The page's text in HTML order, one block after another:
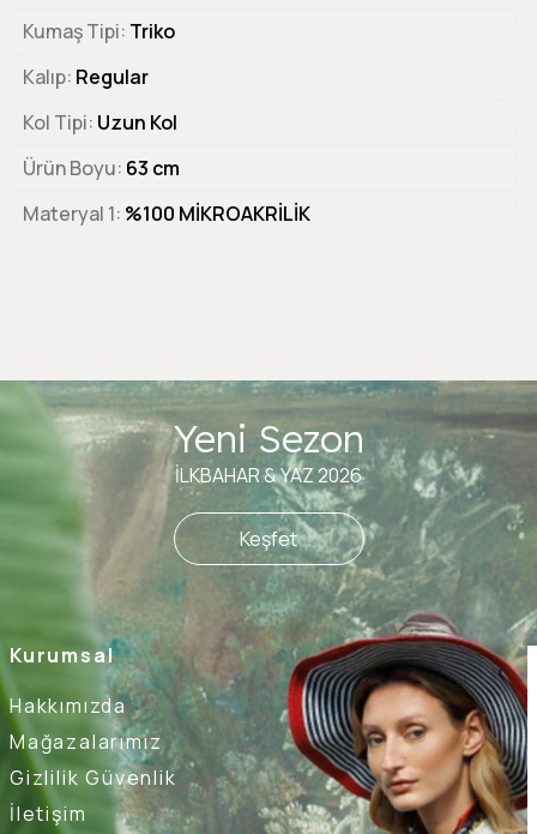
Kumaş Tipi Triko
Kalıp Regular
Kol Tipi Uzun Kol
Ürün Boyu 63 cm
Materyal 1 %100 MİKROAKRİLİK
Kurumsal
Hakkımızda
Mağazalarımız
Gizlilik Güvenlik
İletişim
Yeni Sezon
İLKBAHAR & YAZ 2026
Keşfet